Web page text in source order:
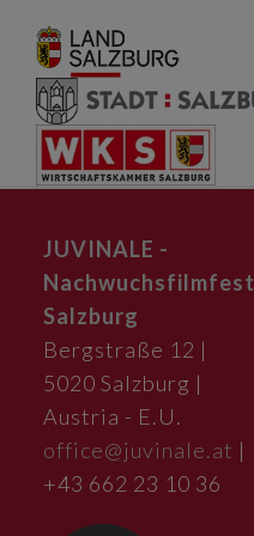
JUVINALE -
Nachwuchsfilmfest
Salzburg
Bergstraße 12 |
5020 Salzburg |
Austria - E.U.
office@juvinale.at |
+43 662 23 10 36